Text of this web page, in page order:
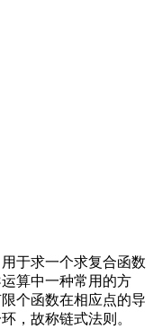
于求一个求复合函数
算中一种常用的方
个函数在相应点的导
，故称链式法则。